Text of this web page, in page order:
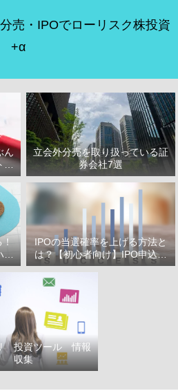
売・IPOでローリスク株投資
+α
ん
・
立会外分売を取り扱っている証
券会社7選
！
イ
IPOの当選確率を上げる方法と
は？【初心者向け】IPO申込で
選ぶべき証券会社
投資ツール 情報
収集